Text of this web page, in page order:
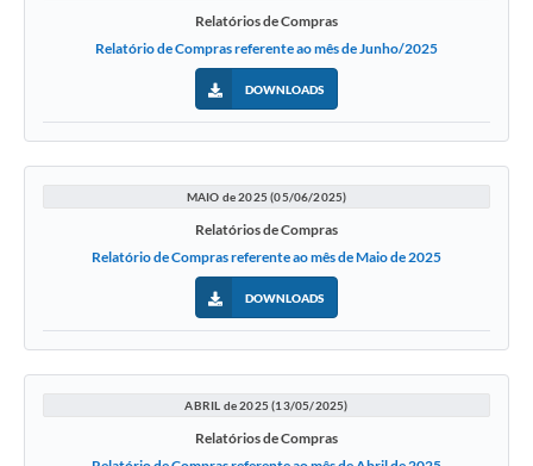
Relatórios de Compras
Relatório de Compras referente ao mês de Junho/2025
DOWNLOADS
MAIO de 2025 (05/06/2025)
Relatórios de Compras
Relatório de Compras referente ao mês de Maio de 2025
DOWNLOADS
ABRIL de 2025 (13/05/2025)
Relatórios de Compras